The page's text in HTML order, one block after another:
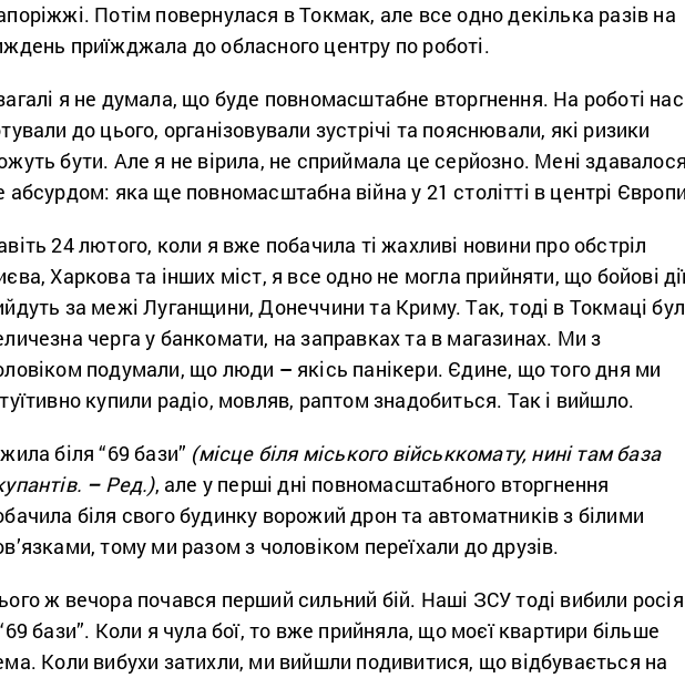
Потім повернулася в Токмак, але все одно декілька разів на
приїжджала до обласного центру по роботі.
я не думала, що буде повномасштабне вторгнення. На роботі нас
до цього, організовували зустрічі та пояснювали, які ризики
бути. Але я не вірила, не сприймала це серйозно. Мені
абсурдом: яка ще повномасштабна війна у 21 столітті в центрі
24 лютого, коли я вже побачила ті жахливі новини про обстріл
Харкова та інших міст, я все одно не могла прийняти, що бойові
за межі Луганщини, Донеччини та Криму.Так, тоді в Токмаці
черга у банкомати, на заправках та в магазинах. Ми з
подумали, що люди – якісь панікери. Єдине, що того дня ми
купили радіо, мовляв, раптом знадобиться. Так і вийшло.
біля “69 бази” (місце біля міського військкомату, нині там база
–Ред.), але у перші дні повномасштабного вторгнення
біля свого будинку ворожий дрон та автоматників з білими
тому ми разом з чоловіком переїхали до друзів.
ж вечора почався перший сильний бій. Наші ЗСУ тоді вибили
бази”. Коли я чула бої, то вже прийняла, що моєї квартири більше
Коли вибухи затихли, ми вийшли подивитися, що відбувається на